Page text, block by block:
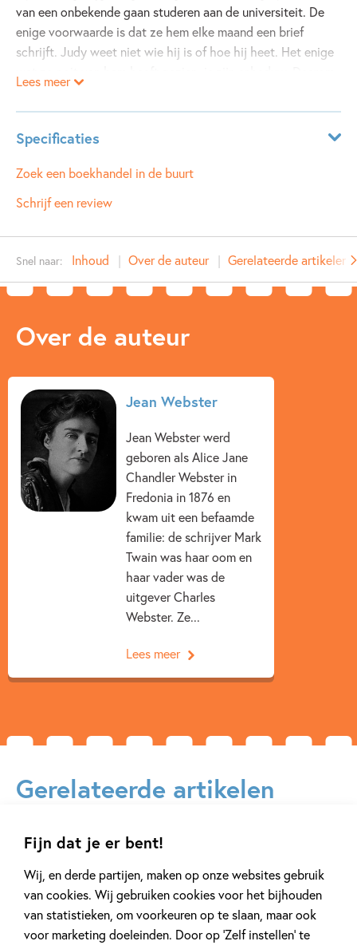
Fijn dat je er bent!
Wij, en derde partijen, maken op onze websites gebruik
van cookies. Wij gebruiken cookies voor het bijhouden
van statistieken, om voorkeuren op te slaan, maar ook
voor marketing doeleinden. Door op ‘Zelf instellen’ te
van een onbekende gaan studeren aan de universiteit. De
enige voorwaarde is dat ze hem elke maand een brief
schrijft. Judy weet niet wie hij is of hoe hij heet. Het enige
noemt ze hem Langbeen. Zal ze ooit ontdekken wie haar
geheimzinnige weldoener is...?
Een geestige en romantische klassieker!
Lees meer
Specificaties
Leeftijdsindicatie: 12 - 18 jaar
ISBN:
9789021669076
Auteur(s):
Jean Webster
Prijs:
99
Uitgever: Ploegsma
Kenmerken van e-book
12+ jaar 15+ jaar Familie & gezin
Klassiekers
Liefde & verliefdheid
Zoek een boekhandel in de buurt
Schrijf een review
Snel naar: Inhoud Over de auteur Gerelateerde artikelen
Over de auteur
Jean Webster
Jean Webster werd
geboren als Alice Jane
Chandler Webster in
Fredonia in 1876 en
kwam uit een befaamde
familie: de schrijver Mark
Twain was haar oom en
haar vader was de
uitgever Charles
Webster. Ze...
Lees meer
Gerelateerde artikelen
14 SEPTEMBER 2025
Kinderpanel